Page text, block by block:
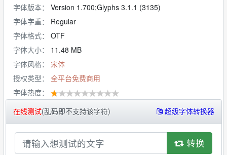
字体版本： Version 1.700;Glyphs 3.1.1 (3135)
字体字重： Regular
字体格式： OTF
字体大小： 11.48 MB
字体风格： 宋体
授权类型： 全平台免费商用
字体热度：
在线测试(乱码即不支持该字符) 超级字体转换器
转换